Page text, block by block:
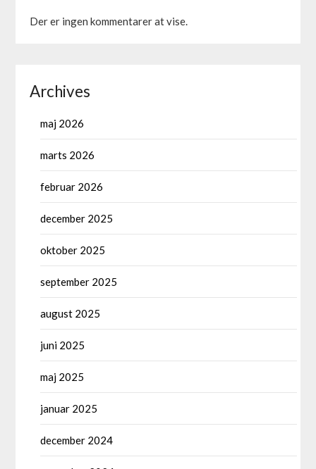
Der er ingen kommentarer at vise.
Archives
maj 2026
marts 2026
februar 2026
december 2025
oktober 2025
september 2025
august 2025
juni 2025
maj 2025
januar 2025
december 2024